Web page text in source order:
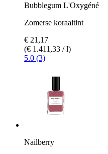
Bubblegum L'Oxygéné
Zomerse koraaltint
€ 21,17
(€ 1.411,33 / l)
5.0 (3)
Nailberry